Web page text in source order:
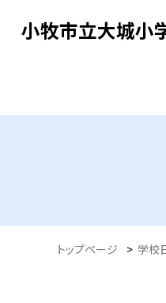
小牧市立大城小
トップページ > 学校